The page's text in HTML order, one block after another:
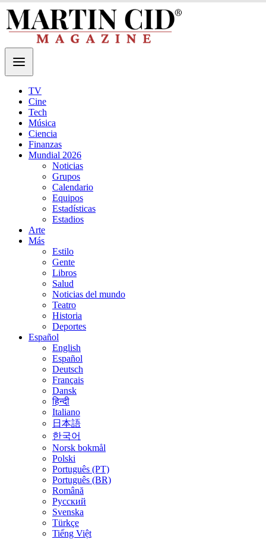
TV
Cine
Tech
Música
Ciencia
Finanzas
Mundial 2026
Noticias
Grupos
Calendario
Equipos
Estadísticas
Estadios
Arte
Más
Estilo
Gente
Libros
Salud
Noticias del mundo
Teatro
Historia
Deportes
Español
English
Español
Deutsch
Français
Dansk
हिन्दी
Italiano
日本語
한국어
Norsk bokmål
Polski
Português (PT)
Português (BR)
Română
Русский
Svenska
Türkçe
Tiếng Việt